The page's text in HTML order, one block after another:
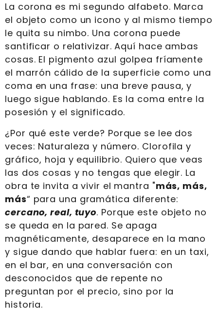
La corona es mi segundo alfabeto. Marca
el objeto como un icono y al mismo tiempo
le quita su nimbo. Una corona puede
santificar o relativizar. Aquí hace ambas
cosas. El pigmento azul golpea fríamente
el marrón cálido de la superficie como una
coma en una frase: una breve pausa, y
luego sigue hablando. Es la coma entre la
posesión y el significado.
¿Por qué este verde? Porque se lee dos
veces: Naturaleza y número. Clorofila y
gráfico, hoja y equilibrio. Quiero que veas
las dos cosas y no tengas que elegir. La
obra te invita a vivir el mantra "más, más,
más“ para una gramática diferente:
cercano, real, tuyo. Porque este objeto no
se queda en la pared. Se apaga
magnéticamente, desaparece en la mano
y sigue dando que hablar fuera: en un taxi,
en el bar, en una conversación con
desconocidos que de repente no
preguntan por el precio, sino por la
historia.